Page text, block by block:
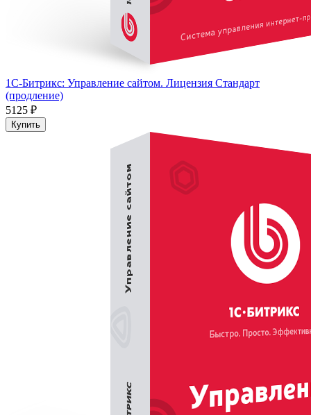
1С-Битрикс: Управление сайтом. Лицензия Стандарт
(продление)
5125 ₽
Купить